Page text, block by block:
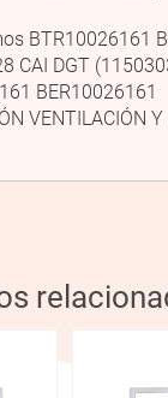
BTR10026161
CAI DGT
BER10026161
VENTILACIÓN Y